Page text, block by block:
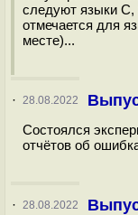
следуют языки C,
отмечается для
месте)...
· 28.08.2022
Состоялся
отчётов об
· 28.08.2022